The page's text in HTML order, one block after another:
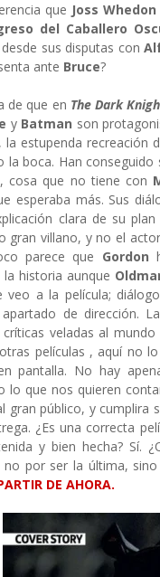
que Joss Whedon
del Caballero
desde sus disputas con
ante Bruce?
de que en The Dark
yBatman son
la estupenda recreación
la boca. Han
, cosa que no tiene con
esperaba más. Sus
clara de su
gran villano, y no el
parece que Gordon
historia aunque
veo a la película;
de dirección.
críticas veladas al
películas , aquí no
pantalla. No hay
lo que nos quieren
gran público, y cumplira
¿Es una correcta
y bien hecha? Sí.
por ser la última,
DE AHORA.